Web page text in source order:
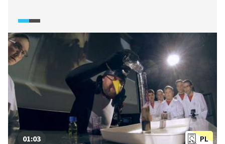
PL
01:03